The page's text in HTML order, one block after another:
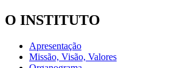
O INSTITUTO
Apresentação
Missão, Visão, Valores